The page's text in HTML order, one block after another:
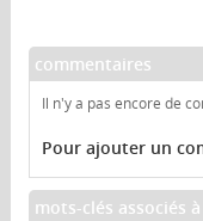
commentaires
Il n'y a pas encore de
Pour ajouter un
mots-clés associés